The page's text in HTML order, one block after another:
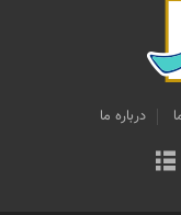
درباره ما